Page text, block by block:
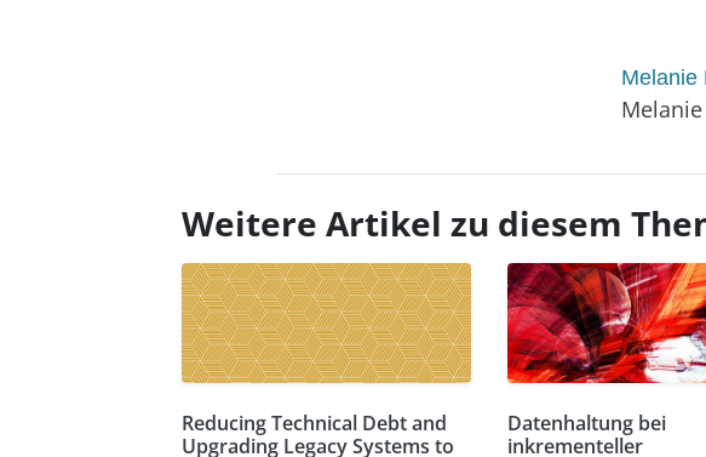
Melanie
Weitere Artikel zu diesem
Reducing Technical Debt and
Upgrading Legacy Systems to
Datenhaltung bei
inkrementeller